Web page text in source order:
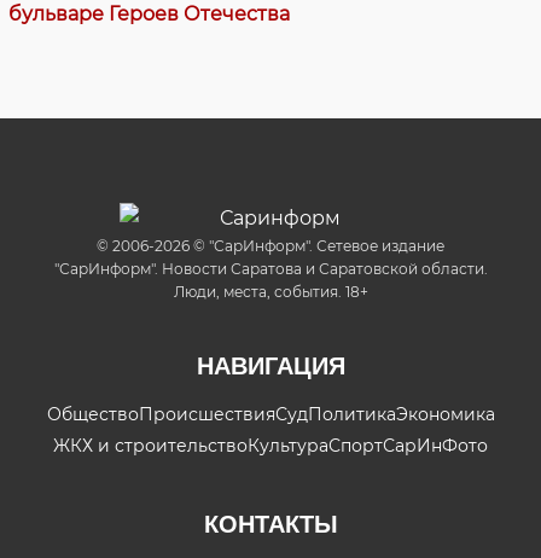
бульваре Героев Отечества
© 2006-2026 © "СарИнформ". Сетевое издание
"СарИнформ". Новости Саратова и Саратовской области.
Люди, места, события. 18+
НАВИГАЦИЯ
ОбществоПроисшествияСудПолитикаЭкономика
ЖКХ и строительствоКультураСпортСарИнФото
КОНТАКТЫ